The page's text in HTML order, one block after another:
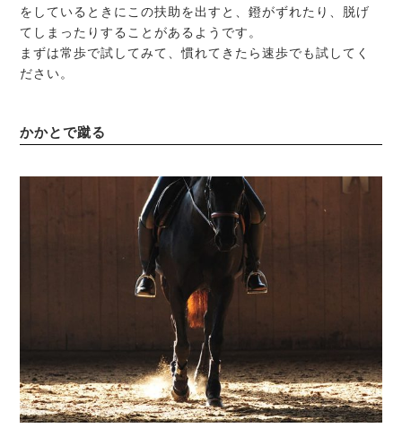
をしているときにこの扶助を出すと、鐙がずれたり、脱げ
てしまったりすることがあるようです。
まずは常歩で試してみて、慣れてきたら速歩でも試してく
ださい。
かかとで蹴る